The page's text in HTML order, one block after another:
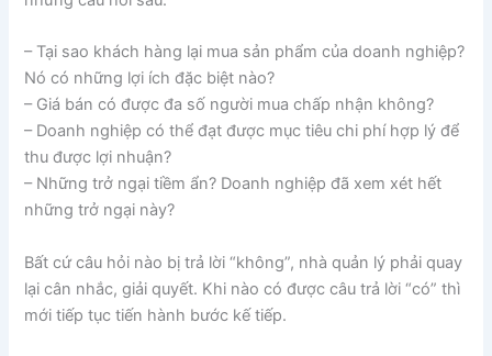
– Tại sao khách hàng lại mua sản phẩm của doanh nghiệp?
Nó có những lợi ích đặc biệt nào?
– Giá bán có được đa số người mua chấp nhận không?
– Doanh nghiệp có thể đạt được mục tiêu chi phí hợp lý để
thu được lợi nhuận?
– Những trở ngại tiềm ẩn? Doanh nghiệp đã xem xét hết
những trở ngại này?
Bất cứ câu hỏi nào bị trả lời “không”, nhà quản lý phải quay
lại cân nhắc, giải quyết. Khi nào có được câu trả lời “có” thì
mới tiếp tục tiến hành bước kế tiếp.